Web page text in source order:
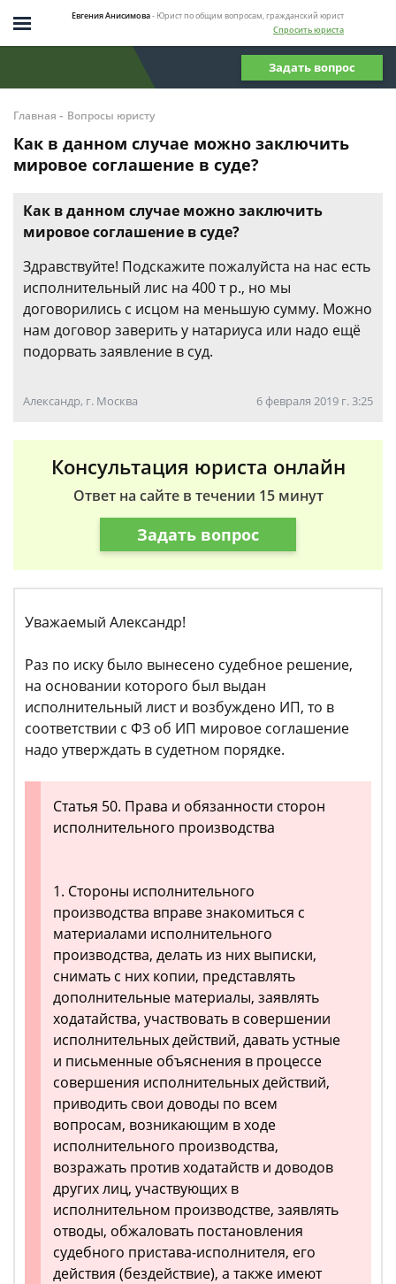
Евгения Анисимова- Юрист по общим вопросам, гражданский юрист
Спросить юриста
Задать вопрос
Главная - Вопросы юристу
Как в данном случае можно заключить
мировое соглашение в суде?
Как в данном случае можно заключить
мировое соглашение в суде?
Здравствуйте! Подскажите пожалуйста на нас есть
исполнительный лис на 400 т р., но мы
договорились с исцом на меньшую сумму. Можно
нам договор заверить у натариуса или надо ещё
подорвать заявление в суд.
Александр, г. Москва 6 февраля 2019 г. 3:25
Консультация юриста онлайн
Ответ на сайте в течении 15 минут
Задать вопрос
Уважаемый Александр!
Раз по иску было вынесено судебное решение,
на основании которого был выдан
исполнительный лист и возбуждено ИП, то в
соответствии с ФЗ об ИП мировое соглашение
надо утверждать в судетном порядке.
Статья 50. Права и обязанности сторон
исполнительного производства
1. Стороны исполнительного
производства вправе знакомиться с
материалами исполнительного
производства, делать из них выписки,
снимать с них копии, представлять
дополнительные материалы, заявлять
ходатайства, участвовать в совершении
исполнительных действий, давать устные
и письменные объяснения в процессе
совершения исполнительных действий,
приводить свои доводы по всем
вопросам, возникающим в ходе
исполнительного производства,
возражать против ходатайств и доводов
других лиц, участвующих в
исполнительном производстве, заявлять
отводы, обжаловать постановления
судебного пристава-исполнителя, его
действия (бездействие), а также имеют